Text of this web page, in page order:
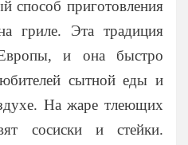
способ приготовления
гриле. Эта традиция
и она быстро
сытной еды и
На жаре тлеющих
сосиски и стейки.